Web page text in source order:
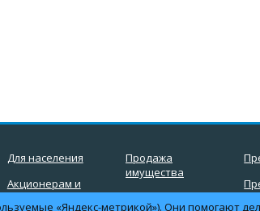
Для населения
Акционерам и
Продажа
имущества
«Яндекс-метрикой»). Они помогают